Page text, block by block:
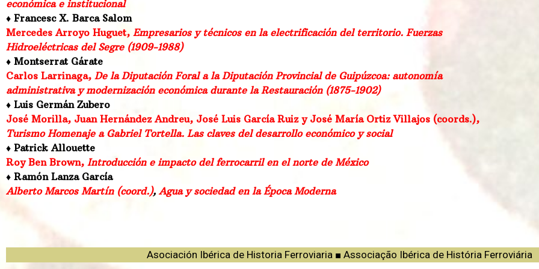
económica e institucional
♦ Francesc X. Barca Salom
Mercedes Arroyo Huguet, Empresarios y técnicos en la electrificación del territorio. Fuerzas
Hidroeléctricas del Segre (1909-1988)
♦ Montserrat Gárate
Carlos Larrinaga, De la Diputación Foral a la Diputación Provincial de Guipúzcoa: autonomía
administrativa y modernización económica durante la Restauración (1875-1902)
♦ Luis Germán Zubero
José Morilla, Juan Hernández Andreu, José Luis García Ruiz y José María Ortiz Villajos (coords.),
Turismo Homenaje a Gabriel Tortella. Las claves del desarrollo económico y social
♦ Patrick Allouette
Roy Ben Brown, Introducción e impacto del ferrocarril en el norte de México
♦ Ramón Lanza García
Alberto Marcos Martín (coord.), Agua y sociedad en la Época Moderna
Asociación Ibérica de Historia Ferroviaria ■ Associação Ibérica de História Ferroviária